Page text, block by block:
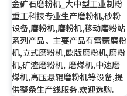
金矿石磨粉机_大中型工业制粉
重工科技专业生产磨粉机,砂粉
设备,磨粉机,磨粉机,移动磨粉站
系列产品。主要产品有雷蒙磨粉
机,立式磨粉机,欧版磨粉机,磨粉
机,矿渣磨粉机, 磨煤机,中速磨
煤机,高压悬辊磨粉机等设备,提
供整条生产线服务.欢迎选购.